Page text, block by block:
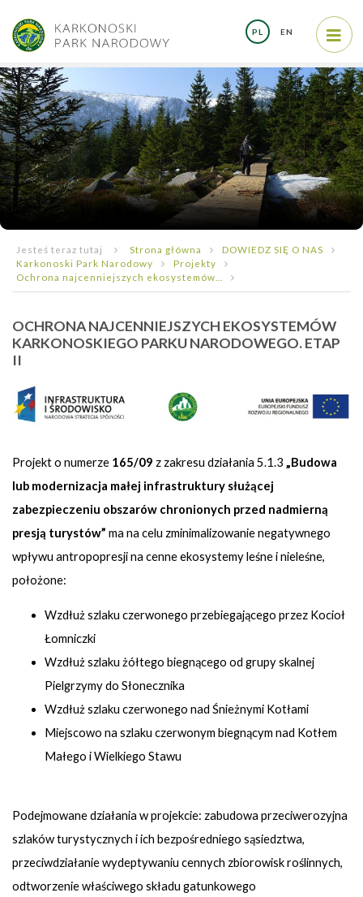
PL EN
Jesteś teraz tutaj Strona główna
DOWIEDZ SIĘ O NAS
Karkonoski Park Narodowy
Projekty
Ochrona najcenniejszych ekosystemów...
OCHRONA NAJCENNIEJSZYCH EKOSYSTEMÓW
KARKONOSKIEGO PARKU NARODOWEGO. ETAP
II
Projekt o numerze 165/09 z zakresu działania 5.1.3 „Budowa
lub modernizacja małej infrastruktury służącej
zabezpieczeniu obszarów chronionych przed nadmierną
presją turystów” ma na celu zminimalizowanie negatywnego
wpływu antropopresji na cenne ekosystemy leśne i nieleśne,
położone:
Wzdłuż szlaku czerwonego przebiegającego przez Kocioł
Łomniczki
Wzdłuż szlaku żółtego biegnącego od grupy skalnej
Pielgrzymy do Słonecznika
Wzdłuż szlaku czerwonego nad Śnieżnymi Kotłami
Miejscowo na szlaku czerwonym biegnącym nad Kotłem
Małego i Wielkiego Stawu
Podejmowane działania w projekcie: zabudowa przeciwerozyjna
szlaków turystycznych i ich bezpośredniego sąsiedztwa,
przeciwdziałanie wydeptywaniu cennych zbiorowisk roślinnych,
odtworzenie właściwego składu gatunkowego